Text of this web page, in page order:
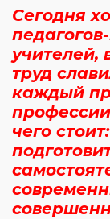
Сегодня
учителей,
труд
каждый
чего